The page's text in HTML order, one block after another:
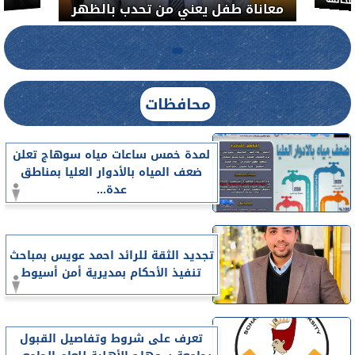
لضبط المنشآت الطبية المخالفة.....
محافظات
لمدة خمس ساعات مياه سوهاج تعلن
ضعف المياه بالأدوار العليا بمناطق
عدة...
تجديد الثقة للرائد احمد عويس بمباحث
تنفيذ الأحكام بمديرية أمن أسيوط
تعرف على شروط وتفاصيل القبول